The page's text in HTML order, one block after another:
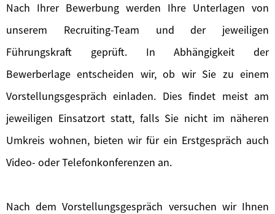
Nach Ihrer Bewerbung werden Ihre Unterlagen von
unserem Recruiting-Team und der jeweiligen
Führungskraft geprüft. In Abhängigkeit der
Bewerberlage entscheiden wir, ob wir Sie zu einem
Vorstellungsgespräch einladen. Dies findet meist am
jeweiligen Einsatzort statt, falls Sie nicht im näheren
Umkreis wohnen, bieten wir für ein Erstgespräch auch
Video- oder Telefonkonferenzen an.
Nach dem Vorstellungsgespräch versuchen wir Ihnen